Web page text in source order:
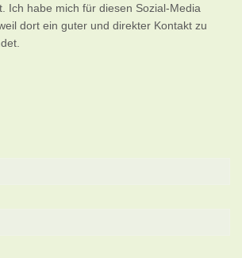
Ich habe mich für diesen Sozial-Media
dort ein guter und direkter Kontakt zu